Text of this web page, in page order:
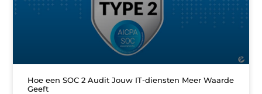
Hoe een SOC 2 Audit Jouw IT-diensten Meer Waarde
Geeft